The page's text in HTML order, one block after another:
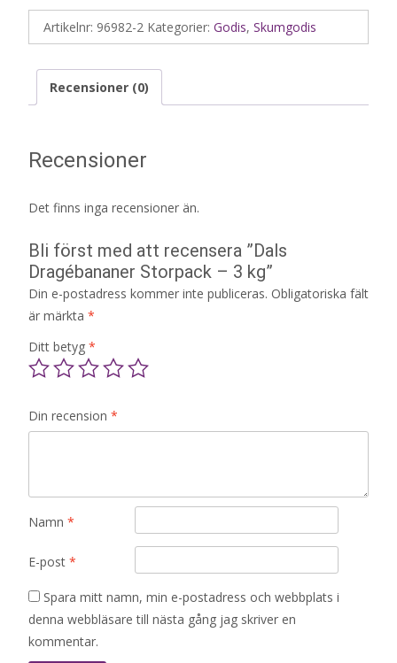
Artikelnr: 96982-2 Kategorier: Godis, Skumgodis
Recensioner (0)
Recensioner
Det finns inga recensioner än.
Bli först med att recensera ”Dals
Dragébananer Storpack – 3 kg”
Din e-postadress kommer inte publiceras. Obligatoriska fält
är märkta *
Ditt betyg *
Din recension *
Namn *
E-post *
Spara mitt namn, min e-postadress och webbplats i
denna webbläsare till nästa gång jag skriver en
kommentar.